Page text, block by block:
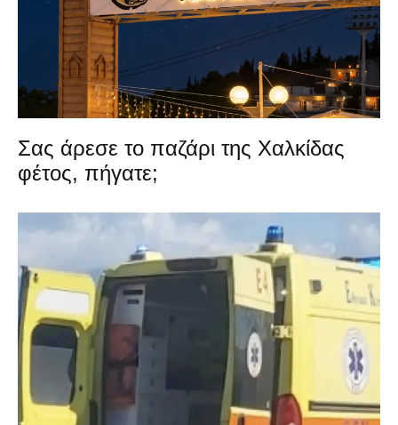
Σας άρεσε το παζάρι της Χαλκίδας
φέτος, πήγατε;